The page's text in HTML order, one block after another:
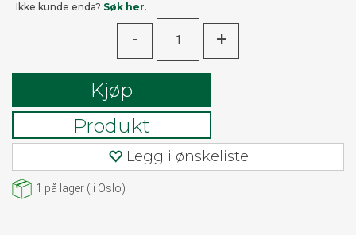
Ikke kunde enda? Søk her.
- +
Kjøp
Produkt
Legg i ønskeliste
1 på lager ( i Oslo)